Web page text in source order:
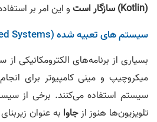
(Kotlin) سازگار است
و این امر بر
سیستم های تعبیه شده (Embedded Systems)
بسیاری از برنامه‌های الکترومکانیکی
میکروچیپ و مینی کامپیوتر برای
سیستم استفاده می‌کنند. برخی از
تلویزیون‌ها هنوز ازجاوا به عنوان